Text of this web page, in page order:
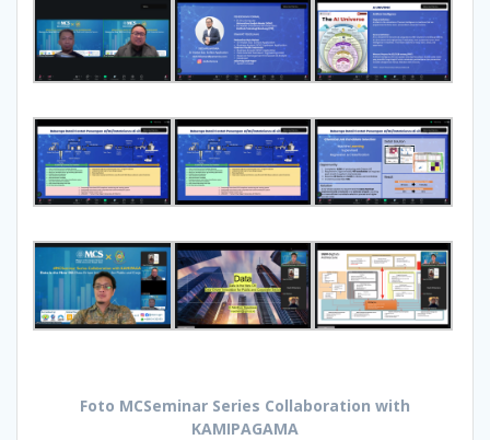
Foto MCSeminar Series Collaboration with
KAMIPAGAMA